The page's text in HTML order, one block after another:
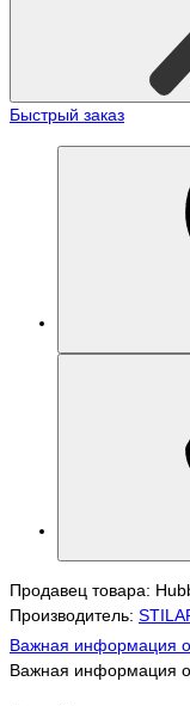
Быстрый заказ
Продавец товара:
Производитель:
Важная информация о
Важная информация о